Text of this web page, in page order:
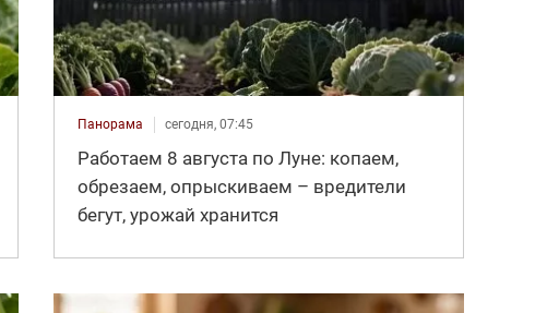
Панорама сегодня, 07:45
Работаем 8 августа по Луне: копаем,
обрезаем, опрыскиваем – вредители
бегут, урожай хранится